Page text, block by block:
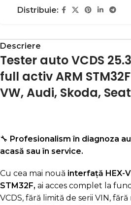
Distribuie:
Descriere
Tester auto VCDS
full activ ARM
VW, Audi, Skoda,
🔧 Profesionalism în diagnoza
acasă sau în service.
Cu cea mai nouă interfață HEX-
STM32F, ai acces complet la
VCDS, fără limită de serii VIN,